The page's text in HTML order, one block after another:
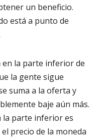
un beneficio.
está a punto de
en la parte inferior de
la gente sigue
suma a la oferta y
baje aún más.
la parte inferior es
precio de la moneda